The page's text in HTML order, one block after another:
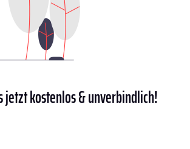
jetzt kostenlos & unverbindlich!